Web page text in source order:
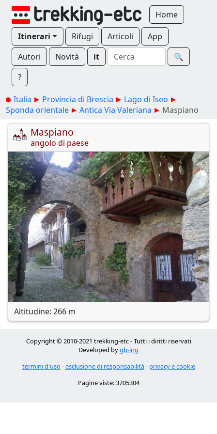
Home
Itinerari Rifugi Articoli
App
Autori
Novità it
🔍︎
?
Italia Provincia di Brescia
Lago di Iseo
Sponda orientale
Antica Via Valeriana Maspiano
Maspiano
angolo di paese
Altitudine: 266 m
Copyright © 2010-2021 trekking-etc - Tutti i diritti riservati
Developed bygb-ing
termini d'uso -esclusione di responsabilità- privacy e cookie
Pagine viste: 3705304